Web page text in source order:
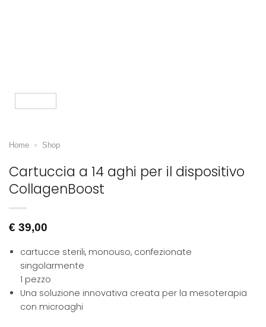
Home » Shop
Cartuccia a 14 aghi per il dispositivo
CollagenBoost
€ 39,00
cartucce sterili, monouso, confezionate
singolarmente
1 pezzo
Una soluzione innovativa creata per la mesoterapia
con microaghi